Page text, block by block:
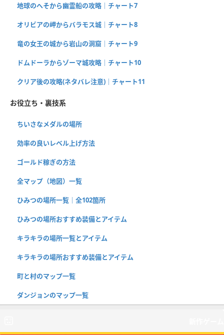
地球のへそから幽霊船の攻略｜チャート7
オリビアの岬からバラモス城｜チャート8
竜の女王の城から岩山の洞窟｜チャート9
ドムドーラからゾーマ城攻略｜チャート10
クリア後の攻略(ネタバレ注意)｜チャート11
お役立ち・裏技系
ちいさなメダルの場所
効率の良いレベル上げ方法
ゴールド稼ぎの方法
全マップ（地図）一覧
ひみつの場所一覧｜全102箇所
ひみつの場所おすすめ装備とアイテム
キラキラの場所一覧とアイテム
キラキラの場所おすすめ装備とアイテム
町と村のマップ一覧
ダンジョンのマップ一覧